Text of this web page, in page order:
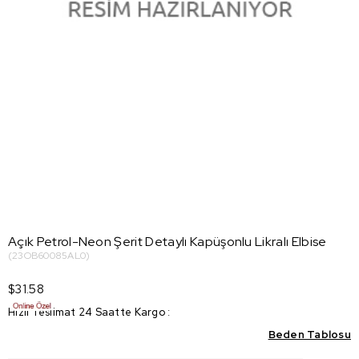
Açık Petrol-Neon Şerit Detaylı Kapüşonlu Likralı Elbise
(23OB60085AL0)
$31.58
Hızlı Teslimat 24 Saatte Kargo :
Beden Tablosu